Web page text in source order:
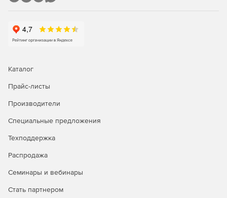
Каталог
Прайс-листы
Производители
Специальные предложения
Техподдержка
Распродажа
Семинары и вебинары
Стать партнером